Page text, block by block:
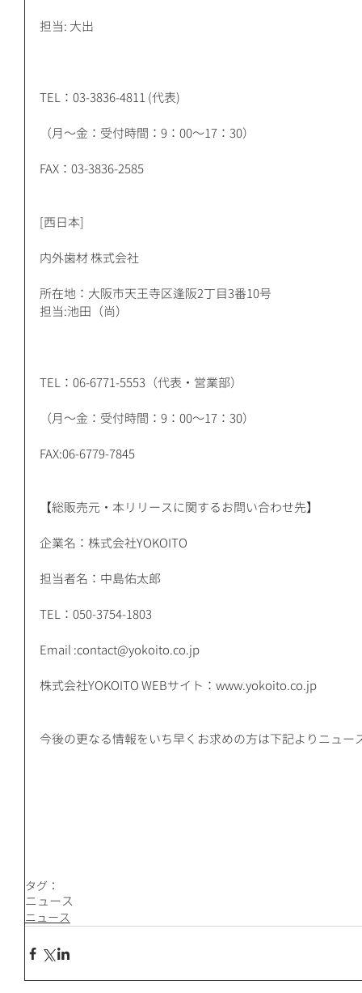
担当: 大出
TEL：03-3836-4811 (代表)
（月～金：受付時間：9：00～17：30）
FAX：03-3836-2585
[西日本]
内外歯材 株式会社
所在地：大阪市天王寺区逢阪2丁目3番10号
担当:池田（尚）​
TEL：06-6771-5553（代表・営業部）
（月～金：受付時間：9：00～17：30）
FAX:06-6779-7845
【総販売元・本リリースに関するお問い合わせ先】
企業名：株式会社YOKOITO
担当者名：中島佑太郎
TEL：050-3754-1803
Email :contact@yokoito.co.jp
株式会社YOKOITO WEBサイト：www.yokoito.co.jp
今後の更なる情報をいち早くお求めの方は下記よりニュ
タグ：
ニュース
ニュース